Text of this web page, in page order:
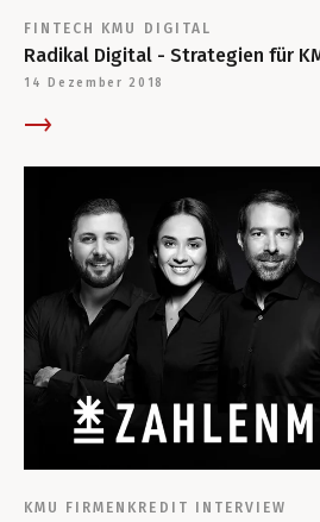
FINTECH KMU DIGITAL
Radikal Digital - Strategien für
14 Dezember 2018
KMU FIRMENKREDIT INTERVIEW